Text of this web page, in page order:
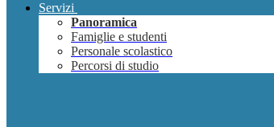
Servizi
Panoramica
Famiglie e studenti
Personale scolastico
Percorsi di studio